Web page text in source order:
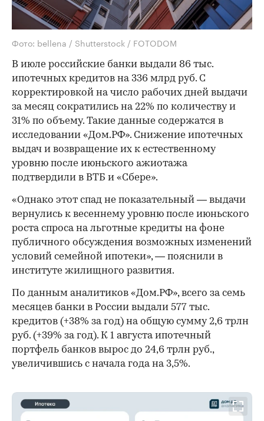
Фото: bellena / Shutterstock / FOTODOM
В июле российские банки выдали 86 тыс.
ипотечных кредитов на 336 млрд руб. С
корректировкой на число рабочих дней выдачи
за месяц сократились на 22% по количеству и
31% по объему. Такие данные содержатся в
исследовании «Дом.РФ». Снижение ипотечных
выдач и возвращение их к естественному
уровню после июньского ажиотажа
подтвердили в ВТБ и «Сбере».
«Однако этот спад не показательный — выдачи
вернулись к весеннему уровню после июньского
роста спроса на льготные кредиты на фоне
публичного обсуждения возможных изменений
условий семейной ипотеки», — пояснили в
институте жилищного развития.
По данным аналитиков «Дом.РФ», всего за семь
месяцев банки в России выдали 577 тыс.
кредитов (+38% за год) на общую сумму 2,6 трлн
руб. (+39% за год). К 1 августа ипотечный
портфель банков вырос до 24,6 трлн руб.,
увеличившись с начала года на 3,5%.